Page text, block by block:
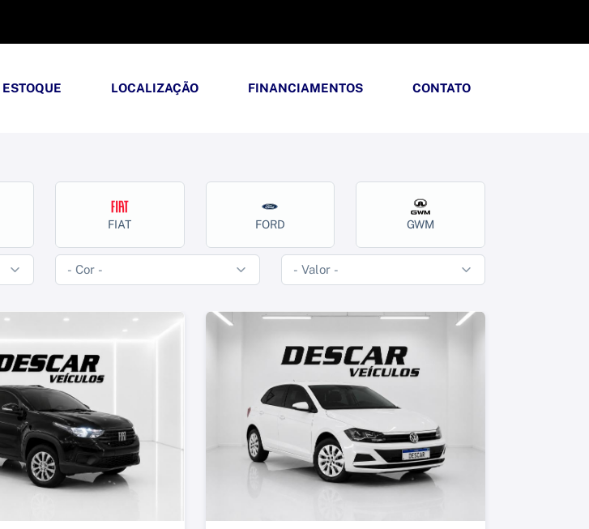
ESTOQUE LOCALIZAÇÃO FINANCIAMENTOS CONTATO
FIAT FORD GWM